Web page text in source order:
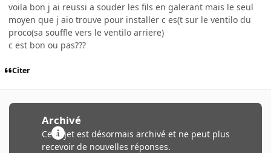
voila bon j ai reussi a souder les fils en galerant mais le seul
moyen que j aio trouve pour installer c es(t sur le ventilo du
proco(sa souffle vers le ventilo arriere)
c est bon ou pas???
Citer
Archivé
Ce sujet est désormais archivé et ne peut plus
recevoir de nouvelles réponses.